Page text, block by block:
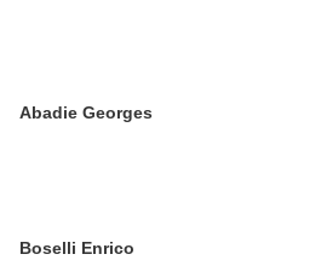
Abadie Georges
Boselli Enrico